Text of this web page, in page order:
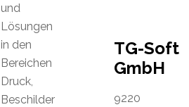
TG-Soft
GmbH
9220
und
Lösungen
in den
Bereichen
Druck,
Beschilder